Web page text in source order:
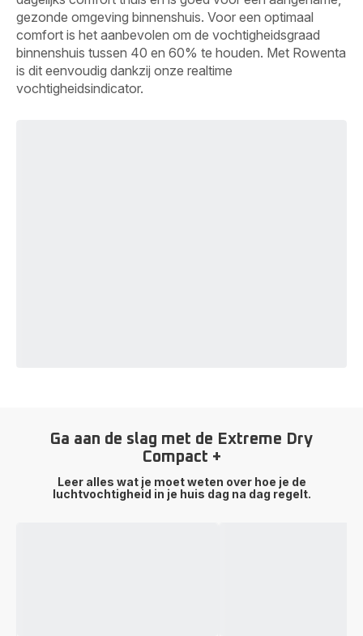
gezonde omgeving binnenshuis. Voor een optimaal
comfort is het aanbevolen om de vochtigheidsgraad
binnenshuis tussen 40 en 60% te houden. Met Rowenta
is dit eenvoudig dankzij onze realtime
vochtigheidsindicator.
Ga aan de slag met de Extreme Dry
Compact +
Leer alles wat je moet weten over hoe je de
luchtvochtigheid in je huis dag na dag regelt.